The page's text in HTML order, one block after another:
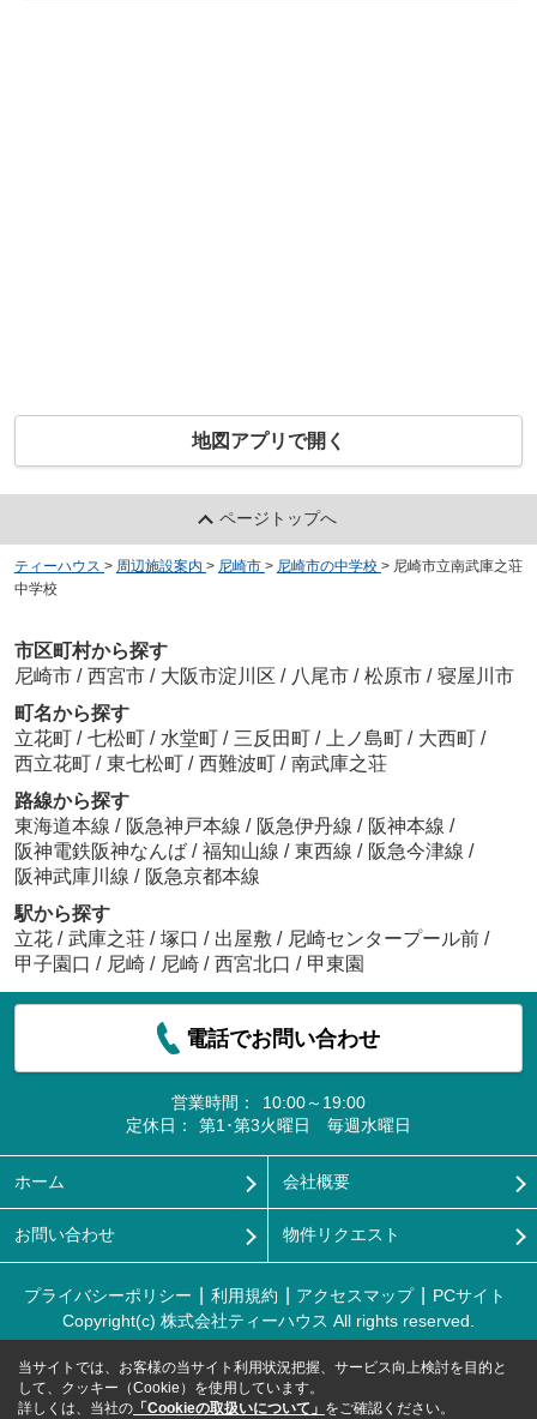
地図アプリで開く
ページトップへ
ティーハウス > 周辺施設案内 > 尼崎市 > 尼崎市の中学校 > 尼崎市立南武庫之荘
中学校
市区町村から探す
尼崎市 / 西宮市 / 大阪市淀川区 / 八尾市 / 松原市 / 寝屋川市
町名から探す
立花町 / 七松町 / 水堂町 / 三反田町 / 上ノ島町 / 大西町 /
西立花町 / 東七松町 / 西難波町 / 南武庫之荘
路線から探す
東海道本線 / 阪急神戸本線 / 阪急伊丹線 / 阪神本線 /
阪神電鉄阪神なんば / 福知山線 / 東西線 / 阪急今津線 /
阪神武庫川線 / 阪急京都本線
駅から探す
立花 / 武庫之荘 / 塚口 / 出屋敷 / 尼崎センタープール前 /
甲子園口 / 尼崎 / 尼崎 / 西宮北口 / 甲東園
電話でお問い合わせ
営業時間：
10:00～19:00
定休日：
第1･第3火曜日 毎週水曜日
ホーム 会社概要
お問い合わせ 物件リクエスト
プライバシーポリシー 利用規約 アクセスマップ
PCサイト
Copyright(c) 株式会社ティーハウス All rights reserved.
当サイトでは、お客様の当サイト利用状況把握、サービス向上検討を目的と
して、クッキー（Cookie）を使用しています。
詳しくは、当社の 「Cookieの取扱いについて」 をご確認ください。